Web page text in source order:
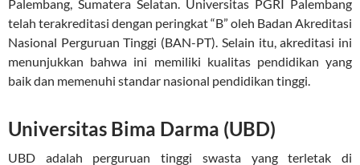
Palembang, Sumatera Selatan. Universitas PGRI Palembang
telah terakreditasi dengan peringkat “B” oleh Badan Akreditasi
Nasional Perguruan Tinggi (BAN-PT). Selain itu, akreditasi ini
menunjukkan bahwa ini memiliki kualitas pendidikan yang
baik dan memenuhi standar nasional pendidikan tinggi.
Universitas Bima Darma (UBD)
UBD adalah perguruan tinggi swasta yang terletak di